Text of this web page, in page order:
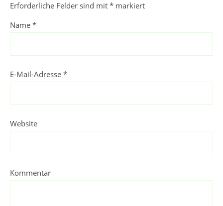
Erforderliche Felder sind mit * markiert
Name *
E-Mail-Adresse *
Website
Kommentar